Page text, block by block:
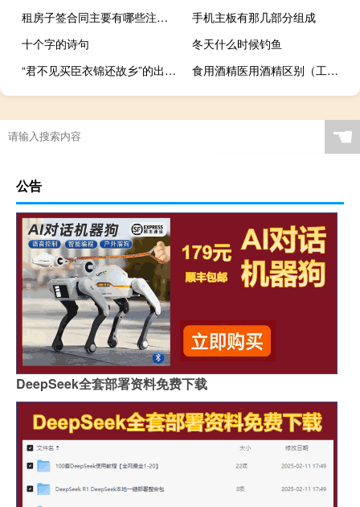
租房子签合同主要有哪些注意事项
手机主板有那几部分组成
十个字的诗句
冬天什么时候钓鱼
“君不见买臣衣锦还故乡”的出处是哪里
食用酒精医用酒精区别（工业酒精和食用酒精的区别）
☚
公告
DeepSeek全套部署资料免费下载